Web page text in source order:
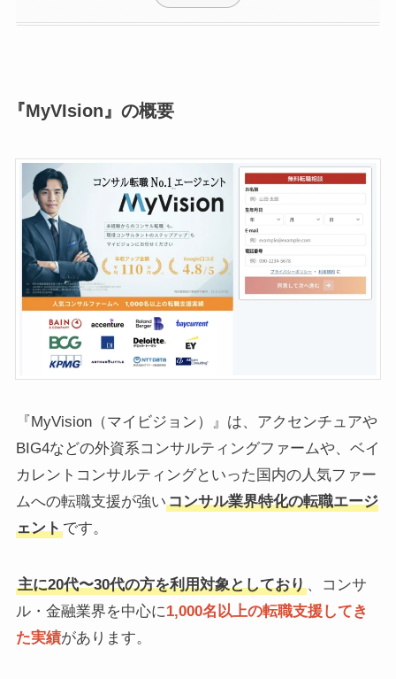
『MyVIsion』の概要
『MyVision（マイビジョン）』は、アクセンチュアや
BIG4などの外資系コンサルティングファームや、ベイ
カレントコンサルティングといった国内の人気ファー
ムへの転職支援が強いコンサル業界特化の転職エージ
ェントです。
主に20代〜30代の方を利用対象としており、コンサ
ル・金融業界を中心に1,000名以上の転職支援してき
た実績があります。